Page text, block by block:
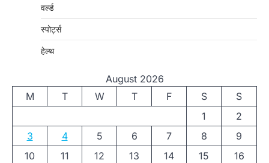
वर्ल्ड
स्पोर्ट्स
हेल्थ
August 2026
M
T W T F S
S
1
2
3
4 5 6 7 8
9
10
11 12 13 14 15
16